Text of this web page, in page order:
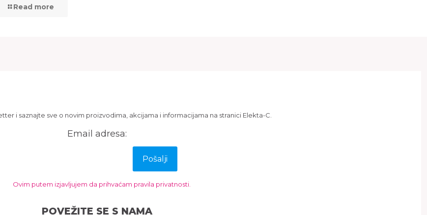
Read more
i saznajte sve o novim proizvodima, akcijama i informacijama na stranici Elekta-C.
Email adresa:
Ovim putem izjavljujem da prihvaćam pravila privatnosti.
POVEŽITE SE S NAMA